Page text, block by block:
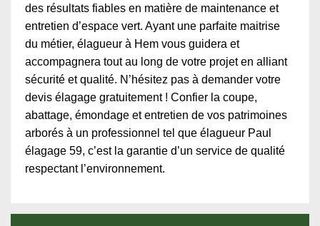
des résultats fiables en matière de maintenance et
entretien d’espace vert. Ayant une parfaite maitrise
du métier, élagueur à Hem vous guidera et
accompagnera tout au long de votre projet en alliant
sécurité et qualité. N’hésitez pas à demander votre
devis élagage gratuitement ! Confier la coupe,
abattage, émondage et entretien de vos patrimoines
arborés à un professionnel tel que élagueur Paul
élagage 59, c’est la garantie d’un service de qualité
respectant l’environnement.